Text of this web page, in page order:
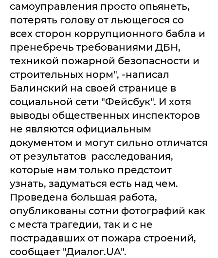
самоуправления просто опьянеть,
потерять голову от льющегося со
всех сторон коррупционного бабла и
пренебречь требованиями ДБН,
техникой пожарной безопасности и
строительных норм", -написал
Балинский на своей странице в
социальной сети "Фейсбук". И хотя
выводы общественных инспекторов
не являются официальным
документом и могут сильно отличатся
от результатов расследования,
которые нам только предстоит
узнать, задуматься есть над чем.
Проведена большая работа,
опубликованы сотни фотографий как
с места трагедии, так и с не
пострадавших от пожара строений,
сообщает "Диалог.UA".